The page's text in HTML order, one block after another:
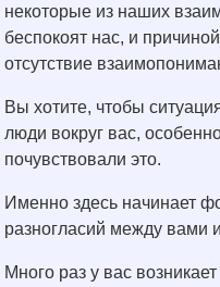
некоторые из наших
беспокоят нас, и
отсутствие
Вы хотите, чтобы
люди вокруг вас,
почувствовали это.
Именно здесь начинает
разногласий между вами
Много раз у вас